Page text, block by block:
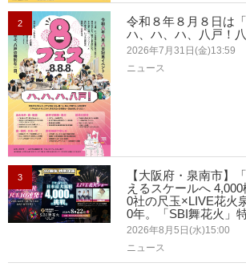
2
令和８年８月８日は
ハ、ハ、ハ、八戸！
2026年7月31日(金)13:59
ニュース
3
【大阪府・泉南市】
えるスケールへ
0社の尺玉×LIVE花火
0年。「SBI舞花火」
2026年8月5日(水)15:00
ニュース